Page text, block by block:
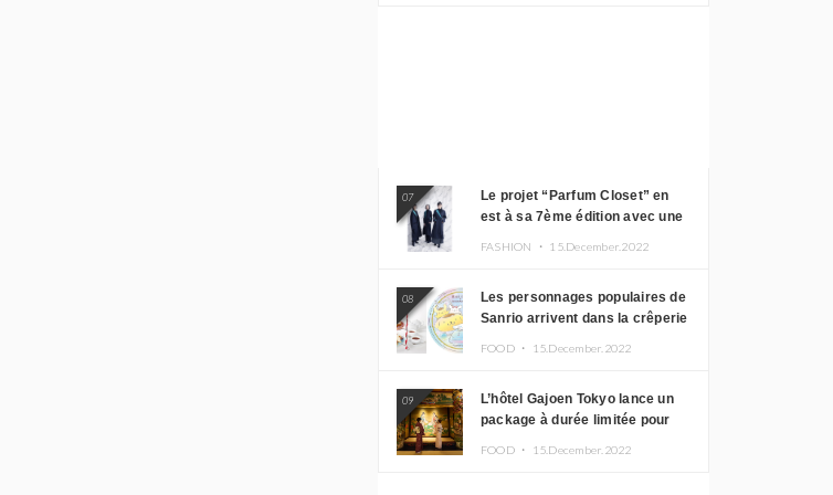
07
Le projet “Parfum Closet” en
est à sa 7ème édition avec une
FASHION ・ 15.December.2022
08
Les personnages populaires de
Sanrio arrivent dans la crêperie
FOOD ・ 15.December.2022
09
L’hôtel Gajoen Tokyo lance un
package à durée limitée pour
FOOD ・ 15.December.2022